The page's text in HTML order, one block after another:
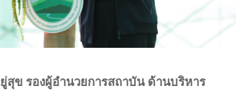
สุข รองผู้อำนวยการสถาบัน ด้านบริหาร